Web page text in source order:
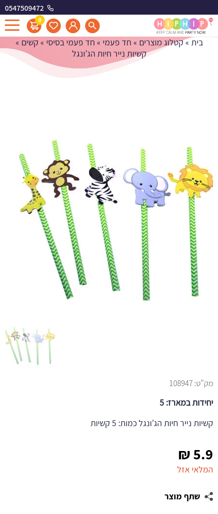
0547509472
0
קשיות נייר חיות הג'ונגל
בית »קטלוג מוצרים » חד פעמי » חד פעמי בסיסי » קשים »
קשיות נייר חיות הג’ונגל
5.9
₪
המלאי אזל
שתף מוצר
מק"ט:108947
יחידות במארז: 5
קשיות נייר חיות הג’ונגל כמות: 5 קשיות